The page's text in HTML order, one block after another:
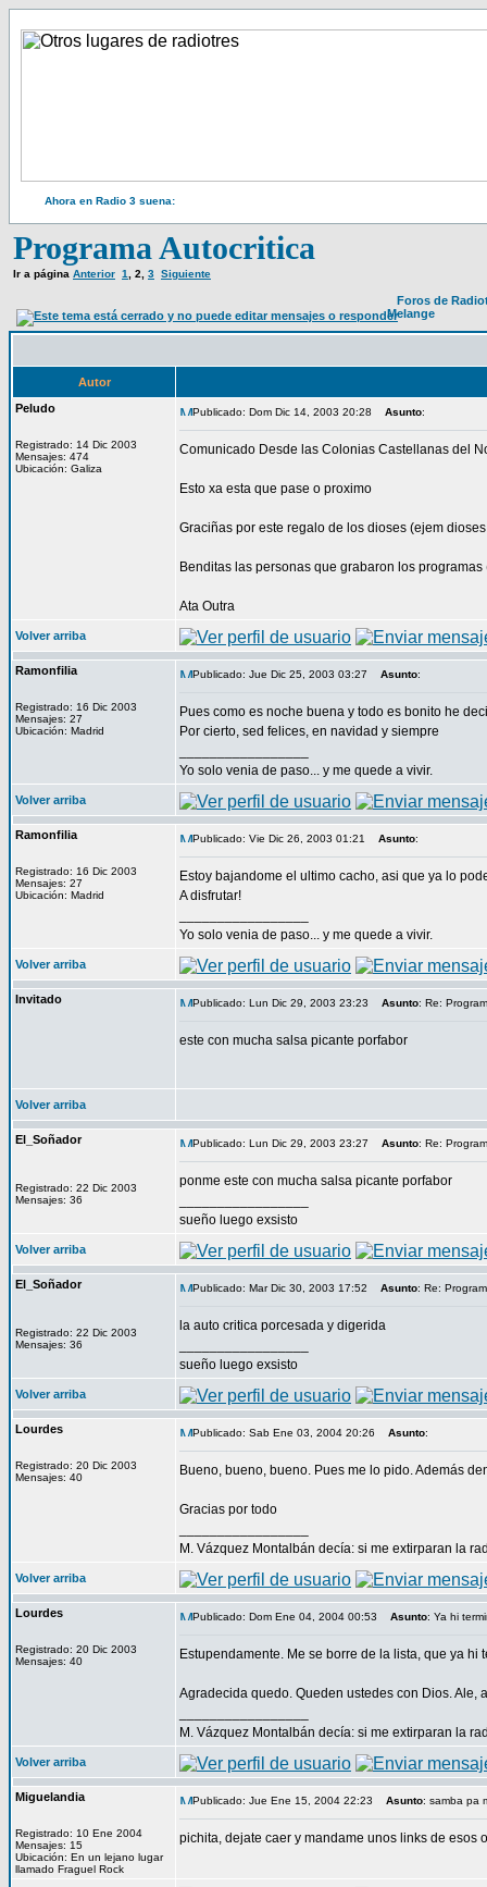
Ahora en Radio 3 suena:
Programa Autocritica
Ir a página Anterior 1 2 3 Siguiente
Foros de
Melange
Autor
Peludo
Registrado: 14 Dic 2003
Mensajes: 474
Ubicación: Galiza
Publicado: Dom Dic 14, 2003 20:28 Asunto:
Comunicado Desde las Colonias Castellanas del
Esto xa esta que pase o proximo
Graciñas por este regalo de los dioses (ejem
Benditas las personas que grabaron los
Ata Outra
Volver arriba
Ramonfilia
Registrado: 16 Dic 2003
Mensajes: 27
Ubicación: Madrid
Publicado: Jue Dic 25, 2003 03:27 Asunto:
Pues como es noche buena y todo es bonito he
Por cierto, sed felices, en navidad y siempre
Yo solo venia de paso... y me quede a vivir.
Volver arriba
Ramonfilia
Registrado: 16 Dic 2003
Mensajes: 27
Ubicación: Madrid
Publicado: Vie Dic 26, 2003 01:21 Asunto:
Estoy bajandome el ultimo cacho, asi que ya lo
A disfrutar!
Yo solo venia de paso... y me quede a vivir.
Volver arriba
Invitado Publicado: Lun Dic 29, 2003 23:23 Asunto: Re:
este con mucha salsa picante porfabor
Volver arriba
El_Soñador
Registrado: 22 Dic 2003
Mensajes: 36
Publicado: Lun Dic 29, 2003 23:27 Asunto: Re:
ponme este con mucha salsa picante porfabor
sueño luego exsisto
Volver arriba
El_Soñador
Registrado: 22 Dic 2003
Mensajes: 36
Publicado: Mar Dic 30, 2003 17:52 Asunto: Re:
la auto critica porcesada y digerida
sueño luego exsisto
Volver arriba
Lourdes
Registrado: 20 Dic 2003
Mensajes: 40
Publicado: Sab Ene 03, 2004 20:26 Asunto:
Bueno, bueno, bueno. Pues me lo pido. Además
Gracias por todo
M. Vázquez Montalbán decía: si me extirparan la
Volver arriba
Lourdes
Registrado: 20 Dic 2003
Mensajes: 40
Publicado: Dom Ene 04, 2004 00:53 Asunto: Ya hi
Estupendamente. Me se borre de la lista, que ya
Agradecida quedo. Queden ustedes con Dios. Ale,
M. Vázquez Montalbán decía: si me extirparan la
Volver arriba
Miguelandia
Registrado: 10 Ene 2004
Mensajes: 15
Ubicación: En un lejano lugar
llamado Fraguel Rock
Publicado: Jue Ene 15, 2004 22:23 Asunto: samba pa
pichita, dejate caer y mandame unos links de esos